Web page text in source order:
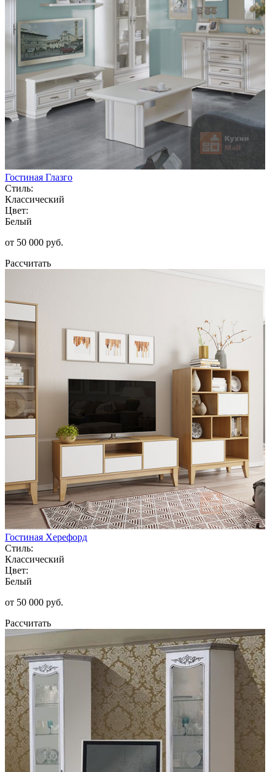
Гостиная Глазго
Стиль:
Классический
Цвет:
Белый
от 50 000 руб.
Рассчитать
Гостиная Херефорд
Стиль:
Классический
Цвет:
Белый
от 50 000 руб.
Рассчитать